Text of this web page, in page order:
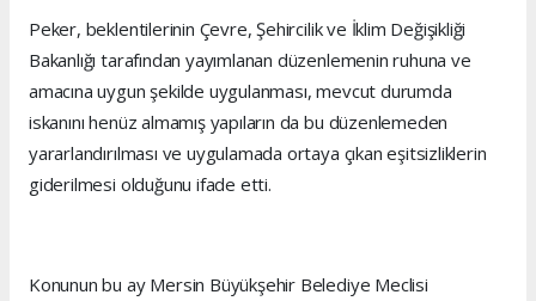
Peker, beklentilerinin Çevre, Şehircilik ve İklim Değişikliği
Bakanlığı tarafından yayımlanan düzenlemenin ruhuna ve
amacına uygun şekilde uygulanması, mevcut durumda
iskanını henüz almamış yapıların da bu düzenlemeden
yararlandırılması ve uygulamada ortaya çıkan eşitsizliklerin
giderilmesi olduğunu ifade etti.
Konunun bu ay Mersin Büyükşehir Belediye Meclisi